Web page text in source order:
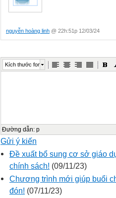
nguyễn hoàng linh @ 22h:51p 12/03/24
Kích thước font
Đường dẫn: p
Gửi ý kiến
Đề xuất bổ sung cơ sở giáo
chính sách! (09/11/23)
Chương trình mới giúp buổi
đón! (07/11/23)